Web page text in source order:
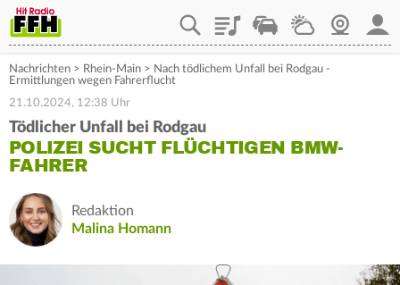
PlaylistStaupilotWetterWebcam
Nachrichten > Rhein-Main > Nach tödlichem Unfall bei Rodgau -
Ermittlungen wegen Fahrerflucht
21.10.2024, 12:38 Uhr
Tödlicher Unfall bei Rodgau
POLIZEI SUCHT FLÜCHTIGEN BMW-
FAHRER
Redaktion
Malina Homann